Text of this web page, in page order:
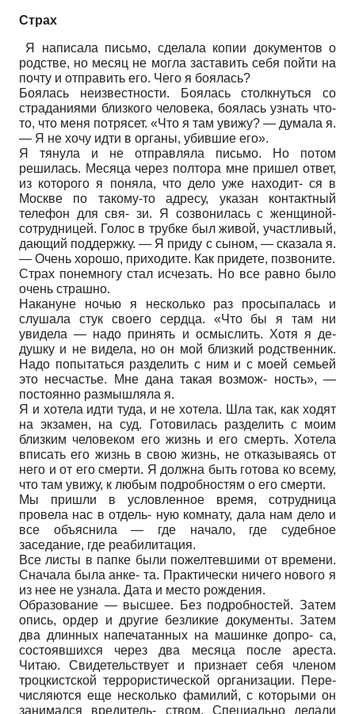
Страх
Я написала письмо, сделала копии документов о
родстве, но месяц не могла заставить себя пойти на
почту и отправить его. Чего я боялась?
Боялась неизвестности. Боялась столкнуться со
страданиями близкого человека, боялась узнать что-
то, что меня потрясет. «Что я там увижу? — думала я.
— Я не хочу идти в органы, убившие его».
Я тянула и не отправляла письмо. Но потом
решилась. Месяца через полтора мне пришел ответ,
из которого я поняла, что дело уже находит- ся в
Москве по такому-то адресу, указан контактный
телефон для свя- зи. Я созвонилась с женщиной-
сотрудницей. Голос в трубке был живой, участливый,
дающий поддержку. — Я приду с сыном, — сказала я.
— Очень хорошо, приходите. Как придете, позвоните.
Страх понемногу стал исчезать. Но все равно было
очень страшно.
Накануне ночью я несколько раз просыпалась и
слушала стук своего сердца. «Что бы я там ни
увидела — надо принять и осмыслить. Хотя я де-
душку и не видела, но он мой близкий родственник.
Надо попытаться разделить с ним и с моей семьей
это несчастье. Мне дана такая возмож- ность», —
постоянно размышляла я.
Я и хотела идти туда, и не хотела. Шла так, как ходят
на экзамен, на суд. Готовилась разделить с моим
близким человеком его жизнь и его смерть. Хотела
вписать его жизнь в свою жизнь, не отказываясь от
него и от его смерти. Я должна быть готова ко всему,
что там увижу, к любым подробностям о его смерти.
Мы пришли в условленное время, сотрудница
провела нас в отдель- ную комнату, дала нам дело и
все объяснила — где начало, где судебное
заседание, где реабилитация.
Все листы в папке были пожелтевшими от времени.
Сначала была анке- та. Практически ничего нового я
из нее не узнала. Дата и место рождения.
Образование — высшее. Без подробностей. Затем
опись, ордер и другие безликие документы. Затем
два длинных напечатанных на машинке допро- са,
состоявшихся через два месяца после ареста.
Читаю. Свидетельствует и признает себя членом
троцкистской террористической организации. Пере-
числяются еще несколько фамилий, с которыми он
занимался вредитель- ством. Специально делали